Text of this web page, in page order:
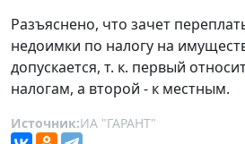
Разъяснено, что зачет
недоимки по налогу на
допускается, т. к. первый
налогам, а второй - к местным.
Источник:ИА "ГАРАНТ"